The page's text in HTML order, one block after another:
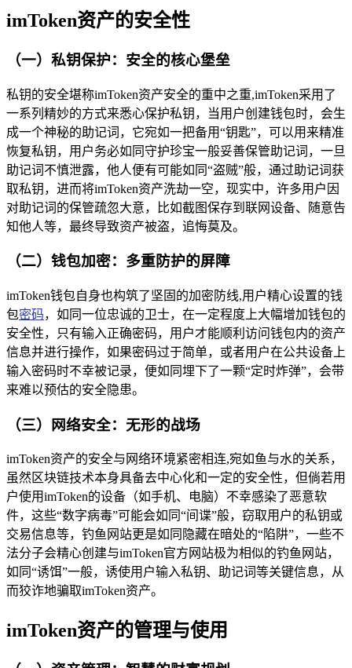
imToken资产的安全性
（一）私钥保护：安全的核心堡垒
私钥的安全堪称imToken资产安全的重中之重,imToken采用了
一系列精妙的方式来悉心保护私钥，当用户创建钱包时，会生
成一个神秘的助记词，它宛如一把备用“钥匙”，可以用来精准
恢复私钥，用户务必如同守护珍宝一般妥善保管助记词，一旦
助记词不慎泄露，他人便有可能如同“盗贼”般，通过助记词获
取私钥，进而将imToken资产洗劫一空，现实中，许多用户因
对助记词的保管疏忽大意，比如截图保存到联网设备、随意告
知他人等，最终导致资产被盗，追悔莫及。
（二）钱包加密：多重防护的屏障
imToken钱包自身也构筑了坚固的加密防线,用户精心设置的钱
包密码，如同一位忠诚的卫士，在一定程度上大幅增加钱包的
安全性，只有输入正确密码，用户才能顺利访问钱包内的资产
信息并进行操作，如果密码过于简单，或者用户在公共设备上
输入密码时不幸被记录，便如同埋下了一颗“定时炸弹”，会带
来难以预估的安全隐患。
（三）网络安全：无形的战场
imToken资产的安全与网络环境紧密相连,宛如鱼与水的关系，
虽然区块链技术本身具备去中心化和一定的安全性，但倘若用
户使用imToken的设备（如手机、电脑）不幸感染了恶意软
件，这些“数字病毒”可能会如同“间谍”般，窃取用户的私钥或
交易信息等，钓鱼网站更是如同隐藏在暗处的“陷阱”，一些不
法分子会精心创建与imToken官方网站极为相似的钓鱼网站，
如同“诱饵”一般，诱使用户输入私钥、助记词等关键信息，从
而狡诈地骗取imToken资产。
imToken资产的管理与使用